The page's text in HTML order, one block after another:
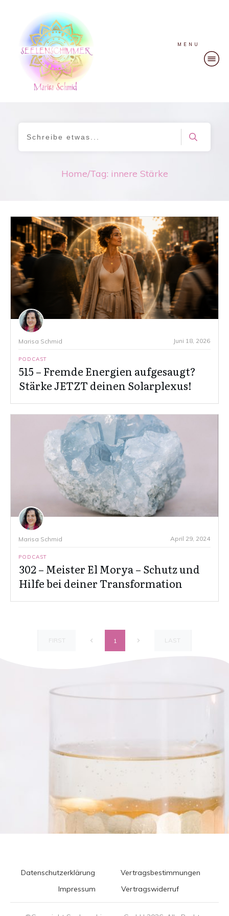
MENU
Home/Tag: innere Stärke
Marisa Schmid Juni 18, 2026
PODCAST
515 – Fremde Energien aufgesaugt?
Stärke JETZT deinen Solarplexus!
Marisa Schmid April 29, 2024
PODCAST
302 – Meister El Morya – Schutz und
Hilfe bei deiner Transformation
FIRST 1 LAST
Datenschutzerklärung
Vertragsbestimmungen
Impressum
Vertragswiderruf